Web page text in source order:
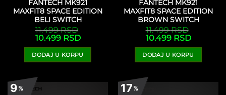
FANTECH MK921
MAXFIT8 SPACE EDITION
BELI SWITCH
11.499RSD
Originalna
cena
je
bila:
11.499 RSD.
10.499 RSDTrenutna
cena
je:
10.499 RSD.
DODAJ U KORPU
FANTECH MK921
MAXFIT8 SPACE EDITION
BROWN SWITCH
11.499RSD
Originalna
cena
je
bila:
11.499 RSD.
10.499 RSDTrenutna
cena
je:
10.499
DODAJ U KORPU
9% 17%